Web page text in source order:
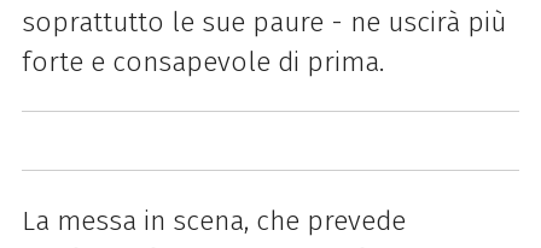
soprattutto le sue paure - ne uscirà più
forte e consapevole di prima.
La messa in scena, che prevede